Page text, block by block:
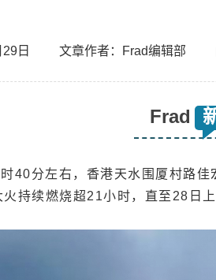
日 文章作者：Frad编辑部
Frad
40分左右，香港天水围厦村路
持续燃烧超21小时，直至28日